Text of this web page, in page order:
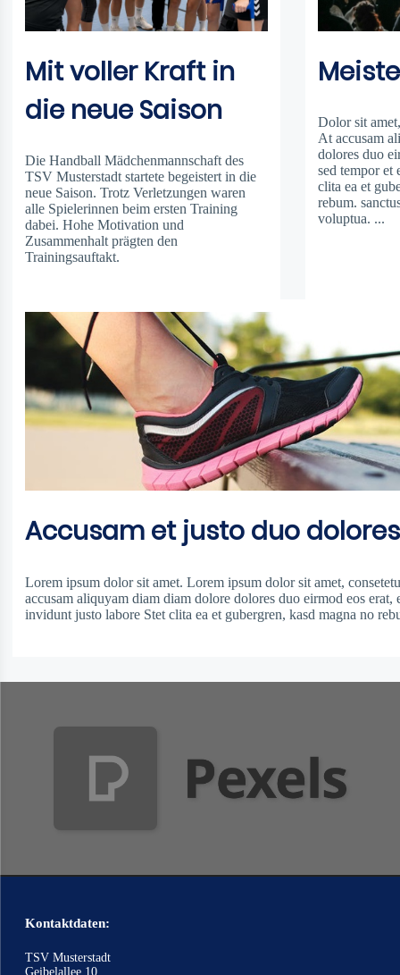
Mit voller Kraft in
die neue Saison
Die Handball Mädchenmannschaft des
TSV Musterstadt startete begeistert in die
neue Saison. Trotz Verletzungen waren
alle Spielerinnen beim ersten Training
dabei. Hohe Motivation und
Zusammenhalt prägten den
Trainingsauftakt.
weiterlesen
Dolor sit
At accusam
dolores duo
sed tempor et
clita ea et
rebum.
voluptua. ...
Accusam et justo duo dolores
Lorem ipsum dolor sit amet. Lorem ipsum dolor sit amet,
accusam aliquyam diam diam dolore dolores duo eirmod eos erat,
invidunt justo labore Stet clita ea et gubergren, kasd magna no
Kontaktdaten:
TSV Musterstadt
Geibelallee 10